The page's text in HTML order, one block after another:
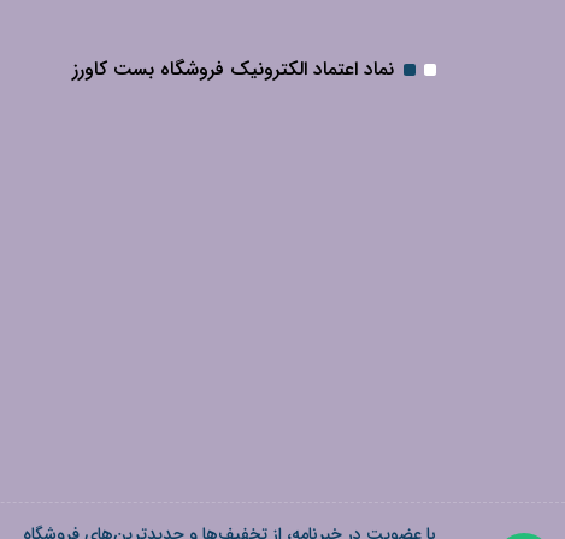
نماد اعتماد الکترونیک فروشگاه بست کاورز
با عضویت در خبرنامه، از تخفیف‌ها و جدیدترین‌های فروشگاه